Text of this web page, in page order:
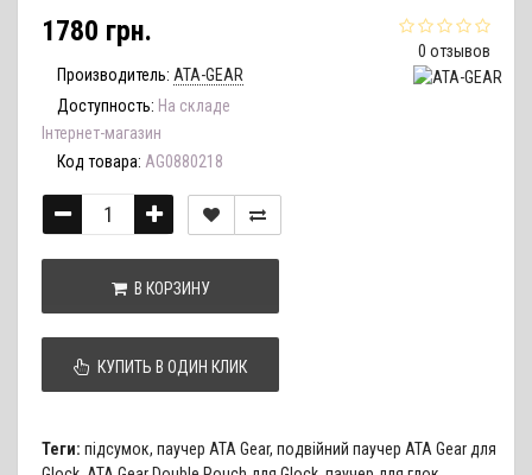
0 отзывов
1780 грн.
Производитель: ATA-GEAR
Доступность: На складе
Інтернет-магазин
Код товара: AG0880218
В КОРЗИНУ
КУПИТЬ В ОДИН КЛИК
Теги: підсумок, паучер ATA Gear, подвійний паучер ATA Gear для